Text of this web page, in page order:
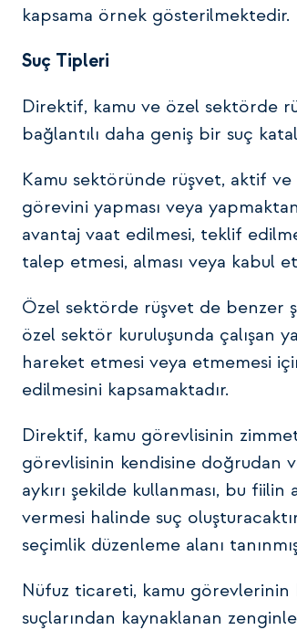
kapsama örnek gösterilmektedir.
Suç Tipleri
Direktif, kamu ve özel sektörde
bağlantılı daha geniş bir suç
Kamu sektöründe rüşvet, aktif
görevini yapması veya
avantaj vaat edilmesi, teklif
talep etmesi, alması veya kabul
Özel sektörde rüşvet de benzer
özel sektör kuruluşunda çalışan
hareket etmesi veya etmemesi
edilmesini kapsamaktadır.
Direktif, kamu görevlisinin
görevlisinin kendisine doğrudan
aykırı şekilde kullanması, bu
vermesi halinde suç
seçimlik düzenleme alanı
Nüfuz ticareti, kamu görevlerinin
suçlarından kaynaklanan